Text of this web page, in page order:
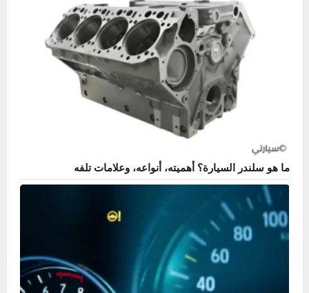
الحفاظ على محرك السيارة – نصائح عملية لإطالة عمره
مايو 10, 2026 0
الصيانة الدورية
فحص وتغيير فلتر الهواء بنفسك – خطوات سهلة